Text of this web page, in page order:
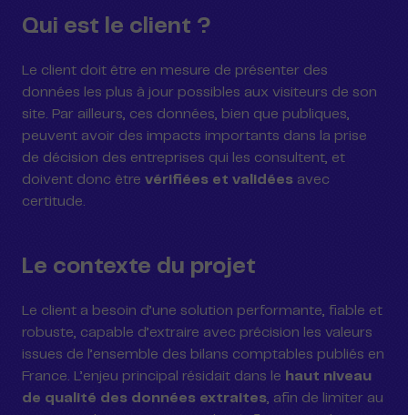
Qui est le client ?
Le client doit être en mesure de présenter des
données les plus à jour possibles aux visiteurs de son
site. Par ailleurs, ces données, bien que publiques,
peuvent avoir des impacts importants dans la prise
de décision des entreprises qui les consultent, et
doivent donc être vérifiées et validées avec
certitude.
Le contexte du projet
Le client a besoin d’une solution performante, fiable et
robuste, capable d’extraire avec précision les valeurs
issues de l’ensemble des bilans comptables publiés en
France. L’enjeu principal résidait dans le haut niveau
de qualité des données extraites, afin de limiter au